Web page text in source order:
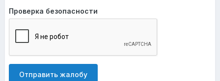
Проверка безопасности
Отправить жалобу